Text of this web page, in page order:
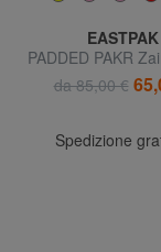
EASTPAK
PADDED PAKR
tablet
da 85,00 €
Spedizione